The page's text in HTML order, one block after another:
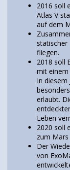
2016 soll
Atlas V
auf dem
statischer
fliegen.
2018 soll
mit einem
In diesem
erlaubt.
Leben
2020 soll
zum Mars
Der
von